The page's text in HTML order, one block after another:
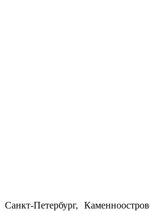
Санкт-Петербург,